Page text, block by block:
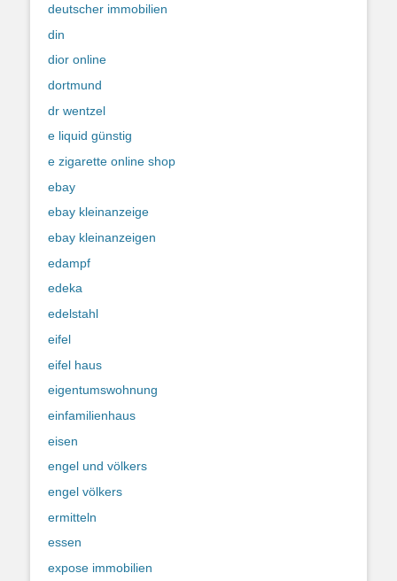
deutscher immobilien
din
dior online
dortmund
dr wentzel
e liquid günstig
e zigarette online shop
ebay
ebay kleinanzeige
ebay kleinanzeigen
edampf
edeka
edelstahl
eifel
eifel haus
eigentumswohnung
einfamilienhaus
eisen
engel und völkers
engel völkers
ermitteln
essen
expose immobilien